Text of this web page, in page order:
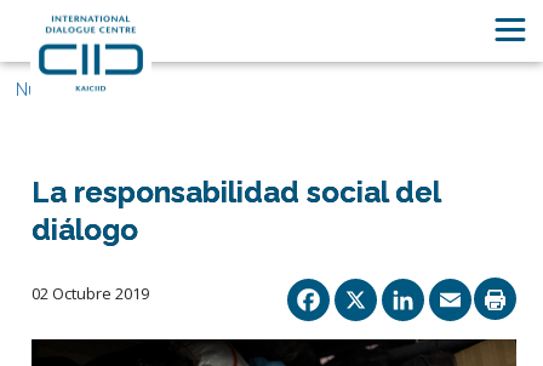
Nuestras historias
La responsabilidad social del
diálogo
02 Octubre 2019 Facebook
X